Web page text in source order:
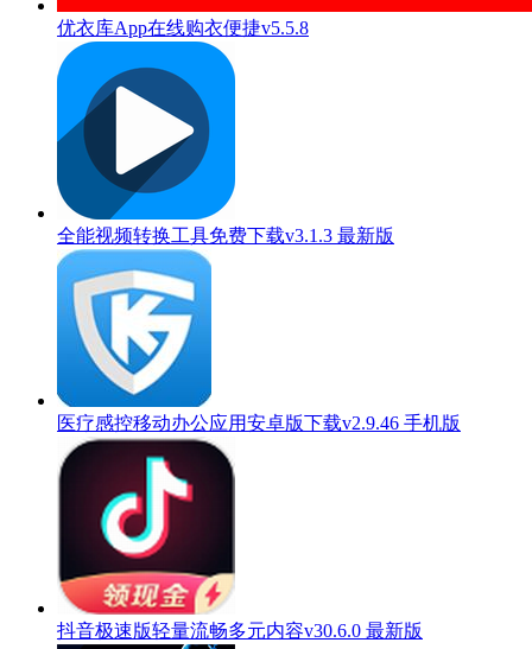
优衣库App在线购衣便捷v5.5.8
全能视频转换工具免费下载v3.1.3 最新版
医疗感控移动办公应用安卓版下载v2.9.46 手机版
抖音极速版轻量流畅多元内容v30.6.0 最新版